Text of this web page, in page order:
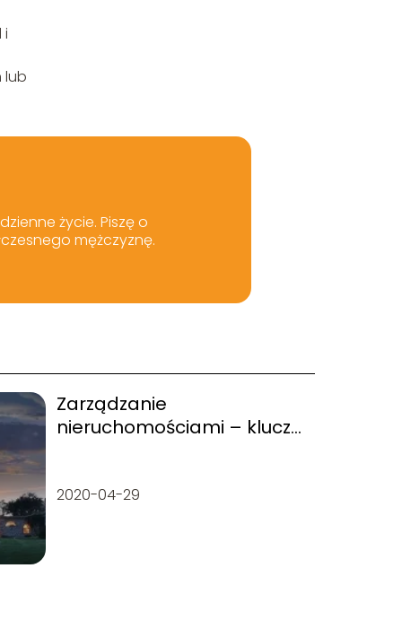
i
lub
życie. Piszę o
mężczyznę.
Zarządzanie
nieruchomościami – klucz
2020-04-29